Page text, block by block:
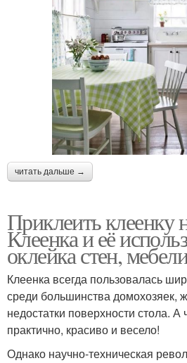
читать дальше →
Приклеить клеенку
Клеенка и её
оклейка стен, мебели
Клеенка всегда пользовалась
среди большинства домохозяек,
недостатки поверхности стола. А
практично, красиво и весело!
Однако научно-техническая